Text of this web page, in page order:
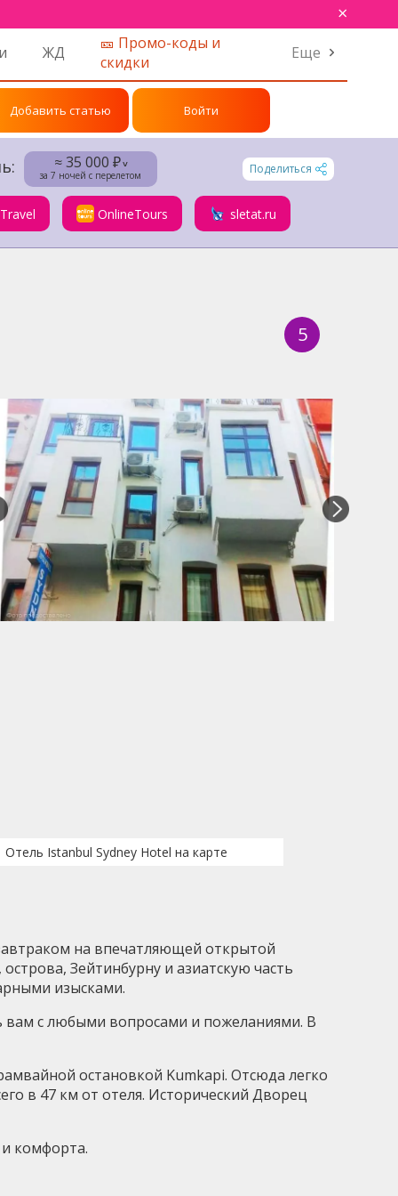
×
ЖД
🎫 Промо-коды и
скидки
Еще
Добавить статью Войти
≈ 35 000 ₽˅
за 7 ночей с перелетом
Поделиться
OnlineTours sletat.ru
5
Отель Istanbul Sydney Hotel на карте
на впечатляющей открытой
Зейтинбурну и азиатскую часть
изысками.
вам с любыми вопросами и пожеланиями. В
остановкой Kumkapi. Отсюда легко
в 47 км от отеля. Исторический Дворец
и комфорта.